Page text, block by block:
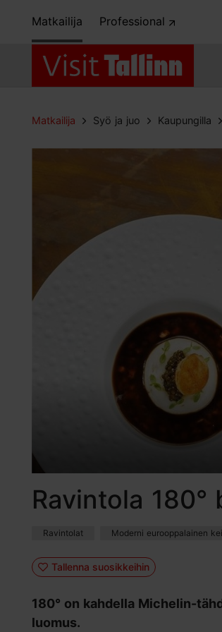
Matkailija Professional
Matkailija Syö ja juo Kaupungilla
Ravintola
Ravintolat Moderni eurooppalainen
Tallenna suosikkeihin
180° on kahdella Michelin-
luomus.